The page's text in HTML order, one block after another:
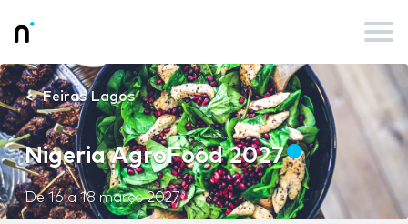
Feiras Lagos
Nigeria AgroFood 2027
De16a18 março 2027